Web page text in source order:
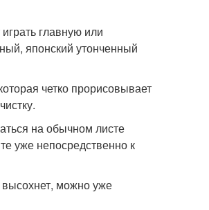
главную или
японский утонченный
четко прорисовывает
на обычном листе
уже непосредственно к
высохнет, можно уже